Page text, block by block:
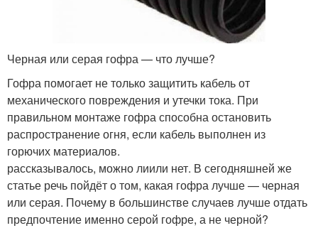
Черная или серая гофра — что лучше?
Гофра помогает не только защитить кабель от
механического повреждения и утечки тока. При
правильном монтаже гофра способна остановить
распространение огня, если кабель выполнен из
горючих материалов.
рассказывалось, можно лиили нет. В сегодняшней же
статье речь пойдёт о том, какая гофра лучше — черная
или серая. Почему в большинстве случаев лучше отдать
предпочтение именно серой гофре, а не черной?